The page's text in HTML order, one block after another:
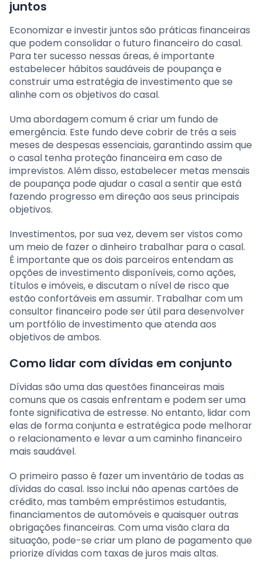
juntos
Economizar e investir juntos são práticas financeiras
que podem consolidar o futuro financeiro do casal.
Para ter sucesso nessas áreas, é importante
estabelecer hábitos saudáveis de poupança e
construir uma estratégia de investimento que se
alinhe com os objetivos do casal.
Uma abordagem comum é criar um fundo de
emergência. Este fundo deve cobrir de três a seis
meses de despesas essenciais, garantindo assim que
o casal tenha proteção financeira em caso de
imprevistos. Além disso, estabelecer metas mensais
de poupança pode ajudar o casal a sentir que está
fazendo progresso em direção aos seus principais
objetivos.
Investimentos, por sua vez, devem ser vistos como
um meio de fazer o dinheiro trabalhar para o casal.
É importante que os dois parceiros entendam as
opções de investimento disponíveis, como ações,
títulos e imóveis, e discutam o nível de risco que
estão confortáveis em assumir. Trabalhar com um
consultor financeiro pode ser útil para desenvolver
um portfólio de investimento que atenda aos
objetivos de ambos.
Como lidar com dívidas em conjunto
Dívidas são uma das questões financeiras mais
comuns que os casais enfrentam e podem ser uma
fonte significativa de estresse. No entanto, lidar com
elas de forma conjunta e estratégica pode melhorar
o relacionamento e levar a um caminho financeiro
mais saudável.
O primeiro passo é fazer um inventário de todas as
dívidas do casal. Isso inclui não apenas cartões de
crédito, mas também empréstimos estudantis,
financiamentos de automóveis e quaisquer outras
obrigações financeiras. Com uma visão clara da
situação, pode-se criar um plano de pagamento que
priorize dívidas com taxas de juros mais altas.